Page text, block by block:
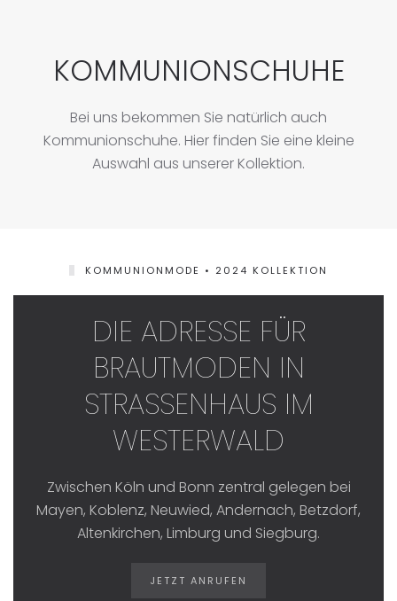
KOMMUNIONSCHUHE
Bei uns bekommen Sie natürlich auch
Kommunionschuhe. Hier finden Sie eine kleine
Auswahl aus unserer Kollektion.
KOMMUNIONMODE • 2024 KOLLEKTION
DIE ADRESSE FÜR
BRAUTMODEN IN
STRASSENHAUS IM W
ESTERWALD
Zwischen Köln und Bonn zentral gelegen bei
Mayen, Koblenz, Neuwied, Andernach, Betzdorf,
Altenkirchen, Limburg und Siegburg.
JETZT ANRUFEN